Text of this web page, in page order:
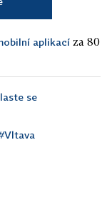
aplikací za 80
se